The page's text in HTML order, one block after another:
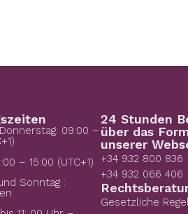
09:00 –
– 15:00 (UTC+1)
Sonntag :
24 Stunden
über das
unserer
+34 932 800 836
+34 932 066 406
Gesetzliche